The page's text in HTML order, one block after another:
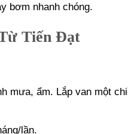
bơm nhanh chóng.
Tiến Đạt
mưa, ẩm. Lắp van một
lần.